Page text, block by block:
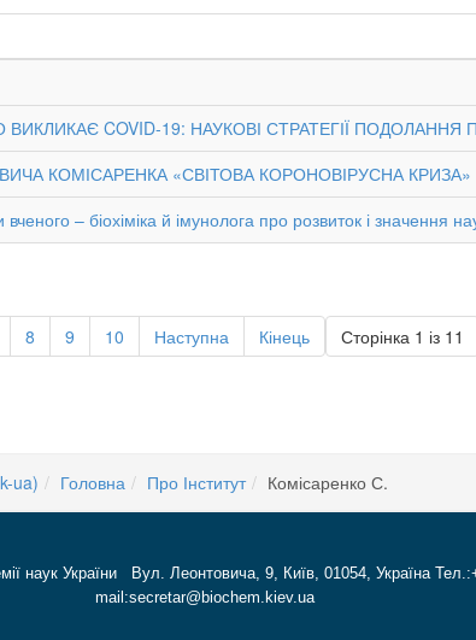
COVID-19: НАУКОВІ СТРАТЕГІЇ ПОДОЛАННЯ
КОМІСАРЕНКА «СВІТОВА КОРОНОВІРУСНА КРИЗА»
– біохіміка й імунолога про розвиток і значення
Сторінка 1 із 11
8 9 10 Наступна Кінець
ua) Головна Про Інститут Комісаренко С.
наук України Вул. Леонтовича, 9, Київ, 01054, Україна
mail:secretar@biochem.kiev.ua